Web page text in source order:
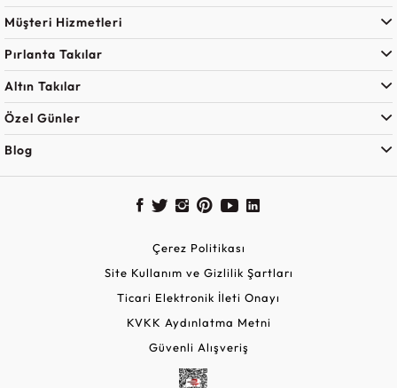
Müşteri Hizmetleri
Pırlanta Takılar
Altın Takılar
Özel Günler
Blog
Çerez Politikası
Site Kullanım ve Gizlilik Şartları
Ticari Elektronik İleti Onayı
KVKK Aydınlatma Metni
Güvenli Alışveriş